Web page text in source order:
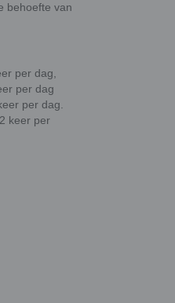
behoefte van
per dag,
per dag
per dag.
keer per